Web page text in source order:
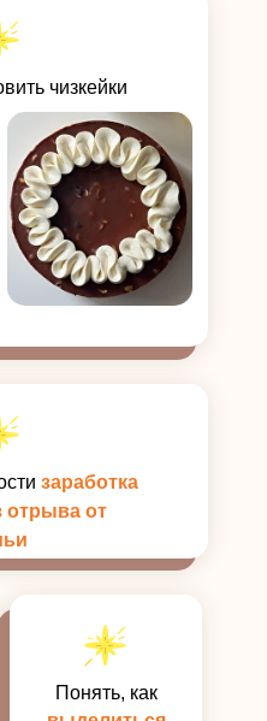
чизкейки
Понять, как
заработка
отрыва от